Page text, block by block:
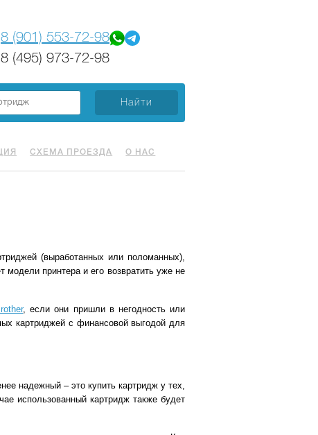
8 (901) 553-72-98
8 (495) 973-72-98
СХЕМА ПРОЕЗДА О НАС
(выработанных или поломанных),
модели принтера и его возвратить уже не
, если они пришли в негодность или
картриджей с финансовой выгодой для
надежный – это купить картридж у тех,
использованный картридж также будет